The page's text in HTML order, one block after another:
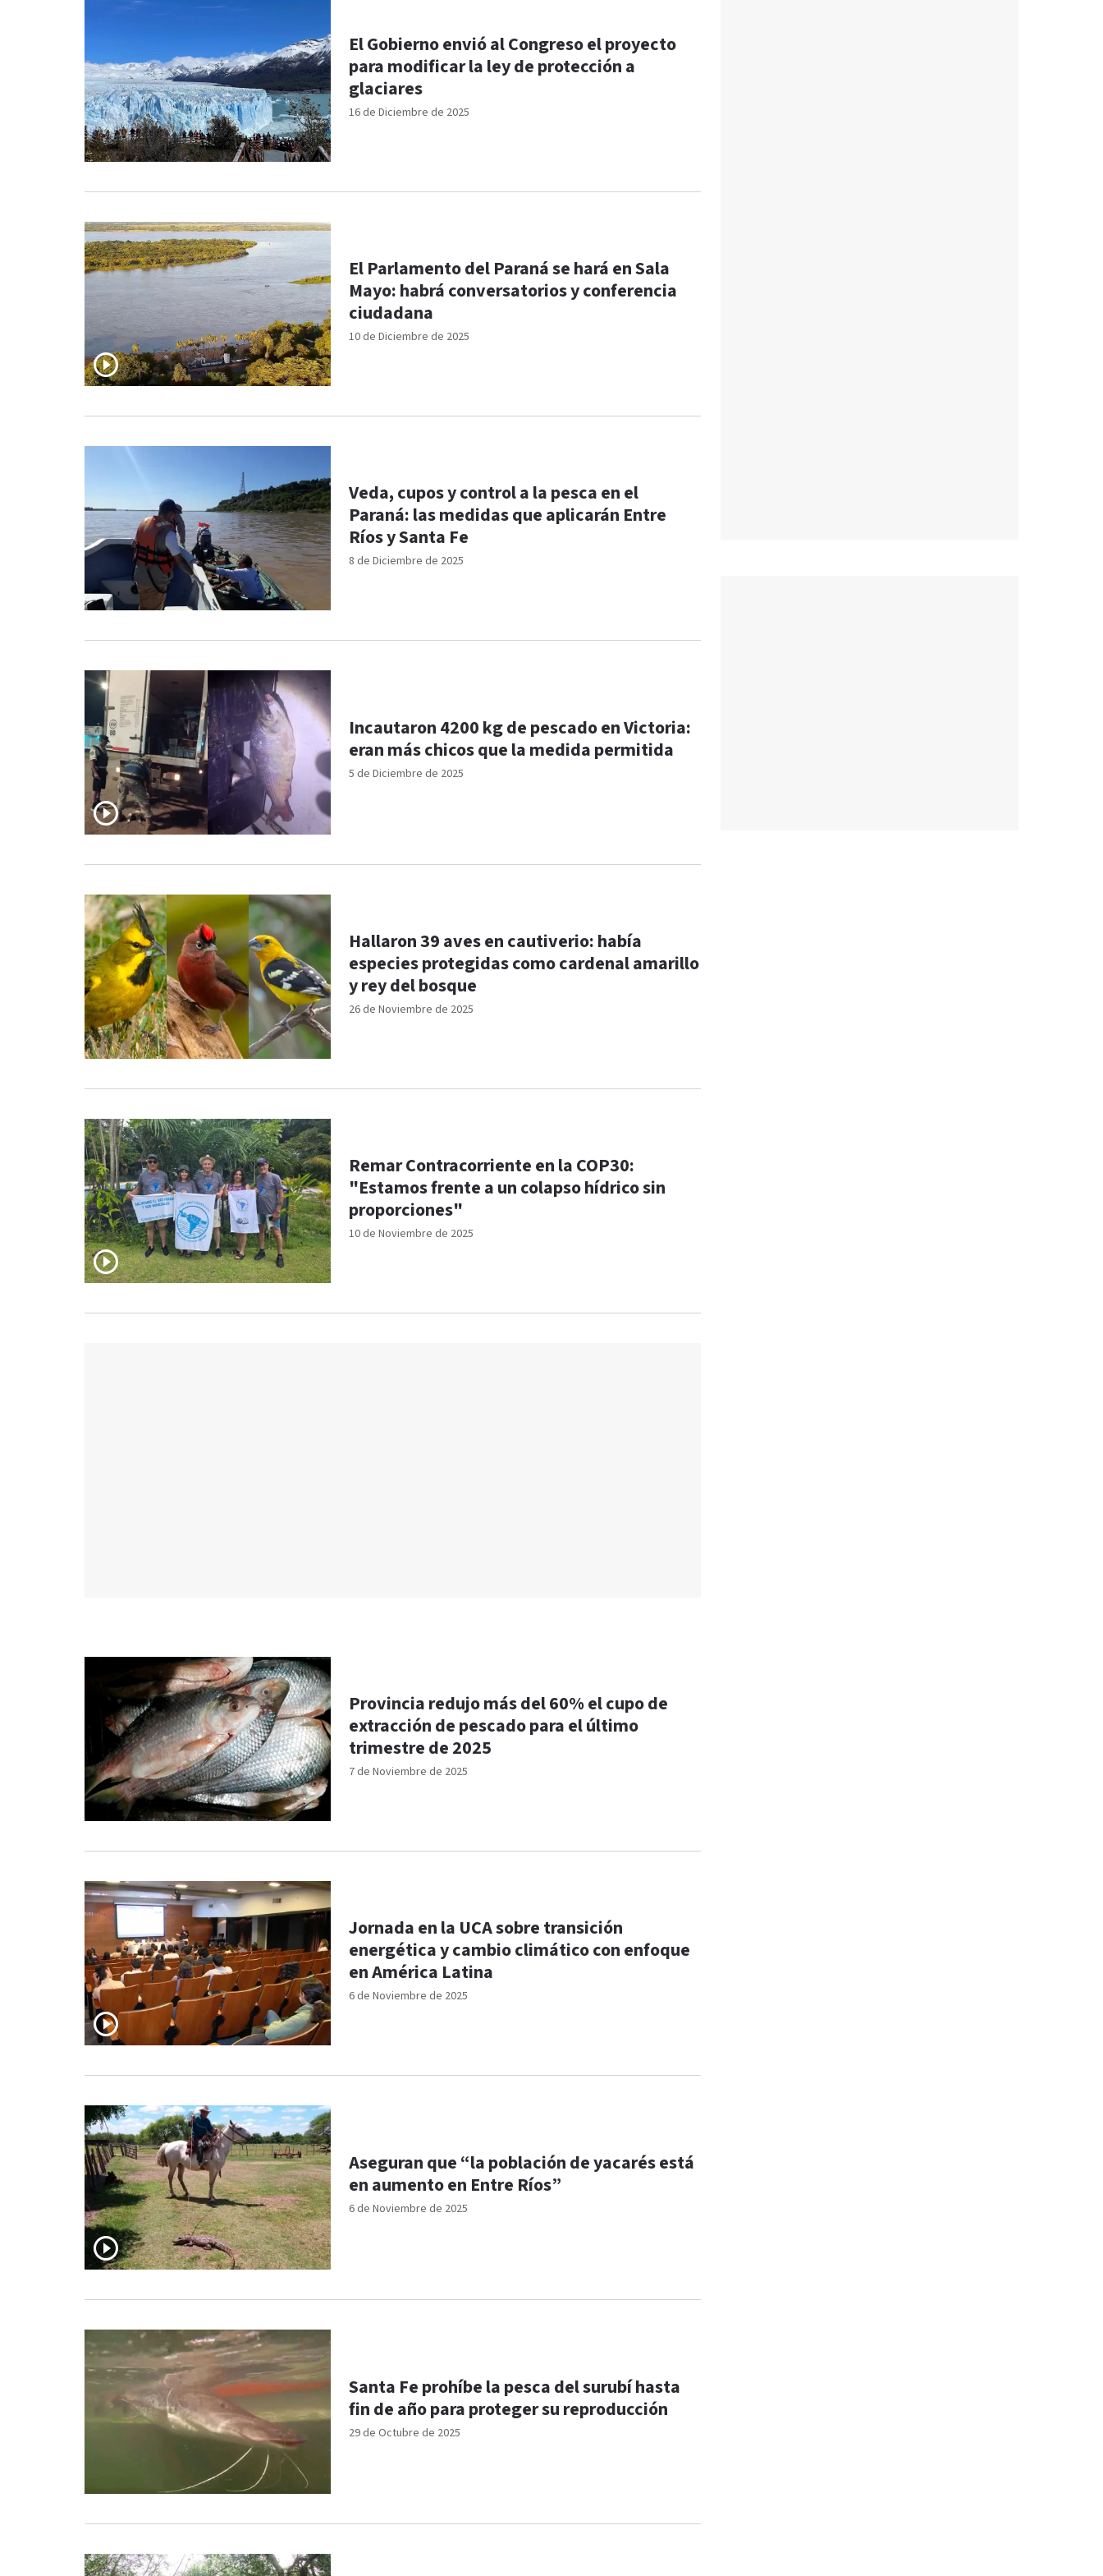
16 de Diciembre de 2025
El Gobierno envió al Congreso el proyecto
para modificar la ley de protección a
glaciares
10 de Diciembre de 2025
El Parlamento del Paraná se hará en Sala
Mayo: habrá conversatorios y conferencia
ciudadana
8 de Diciembre de 2025
Veda, cupos y control a la pesca en el
Paraná: las medidas que aplicarán Entre
Ríos y Santa Fe
5 de Diciembre de 2025
Incautaron 4200 kg de pescado en Victoria:
eran más chicos que la medida permitida
26 de Noviembre de 2025
Hallaron 39 aves en cautiverio: había
especies protegidas como cardenal amarillo
y rey del bosque
10 de Noviembre de 2025
Remar Contracorriente en la COP30:
"Estamos frente a un colapso hídrico sin
proporciones"
7 de Noviembre de 2025
Provincia redujo más del 60% el cupo de
extracción de pescado para el último
trimestre de 2025
6 de Noviembre de 2025
Jornada en la UCA sobre transición
energética y cambio climático con enfoque
en América Latina
6 de Noviembre de 2025
Aseguran que “la población de yacarés está
en aumento en Entre Ríos”
29 de Octubre de 2025
Santa Fe prohíbe la pesca del surubí hasta
fin de año para proteger su reproducción